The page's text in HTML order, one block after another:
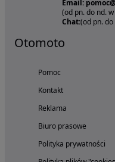
Email:
(od pn. do nd.
Chat:(od pn.
Otomoto
Pomoc
Kontakt
Reklama
Biuro prasowe
Polityka prywatności